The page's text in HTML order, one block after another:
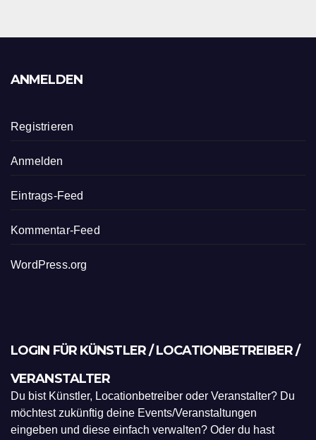
ANMELDEN
Registrieren
Anmelden
Eintrags-Feed
Kommentar-Feed
WordPress.org
LOGIN FÜR KÜNSTLER / LOCATIONBETREIBER /
VERANSTALTER
Du bist Künstler, Locationbetreiber oder Veranstalter? Du
möchtest zukünftig deine Events/Veranstaltungen
eingeben und diese einfach verwalten? Oder du hast